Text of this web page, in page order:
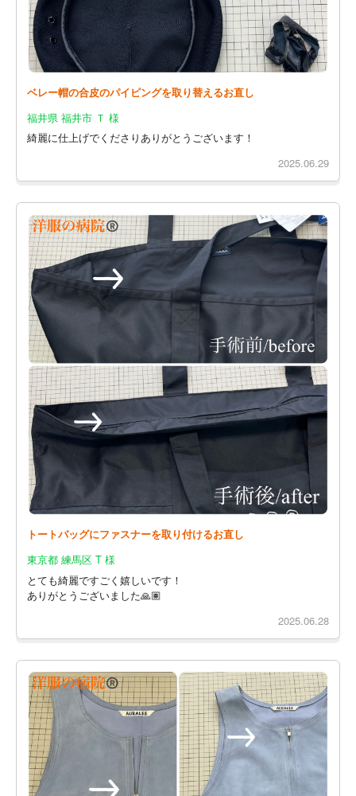
ベレー帽の合皮のパイピングを取り替えるお直し
福井県 福井市 Ｔ 様
綺麗に仕上げでくださりありがとうございます！
2025.06.29
トートバッグにファスナーを取り付けるお直し
東京都 練馬区 T 様
とても綺麗ですごく嬉しいです！
ありがとうございました🙏🏽
2025.06.28